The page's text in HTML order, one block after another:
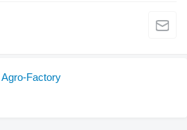
Factory